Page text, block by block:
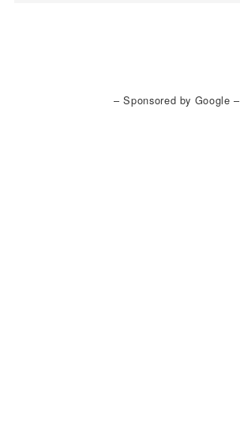
– Sponsored by Google –